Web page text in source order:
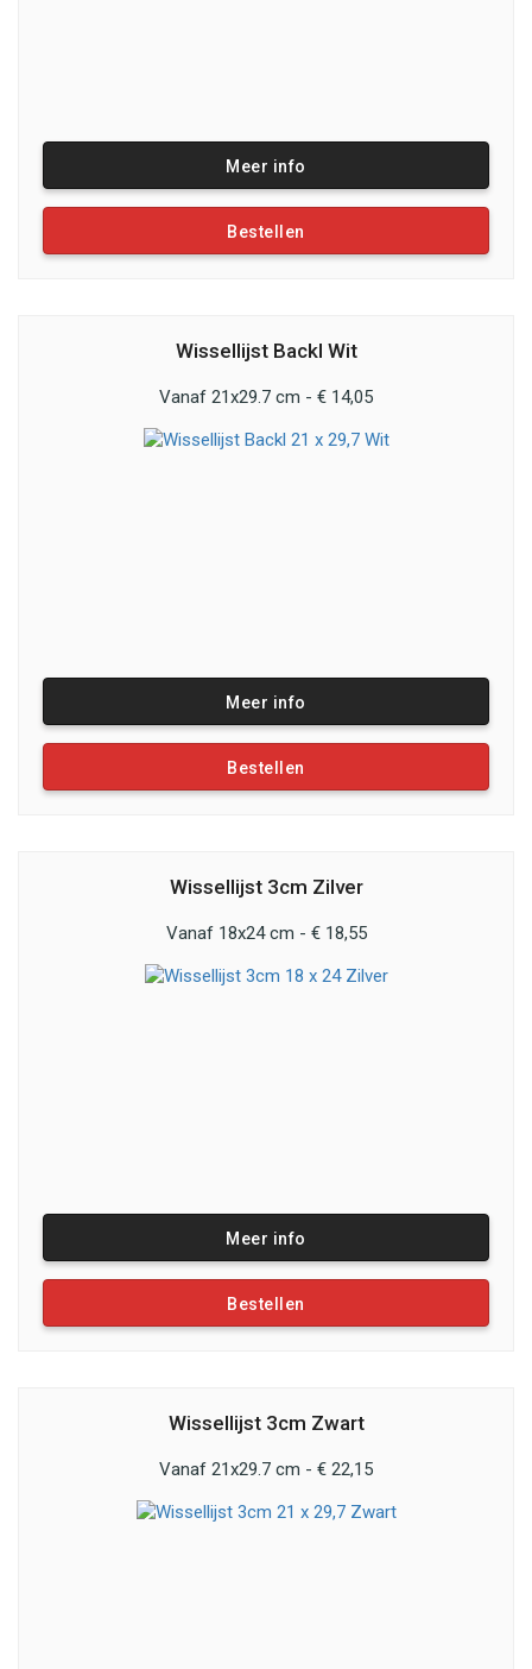
Meer info
Bestellen
Wissellijst Backl Wit
Vanaf 21x29.7 cm - € 14,05
Meer info
Bestellen
Wissellijst 3cm Zilver
Vanaf 18x24 cm - € 18,55
Meer info
Bestellen
Wissellijst 3cm Zwart
Vanaf 21x29.7 cm - € 22,15